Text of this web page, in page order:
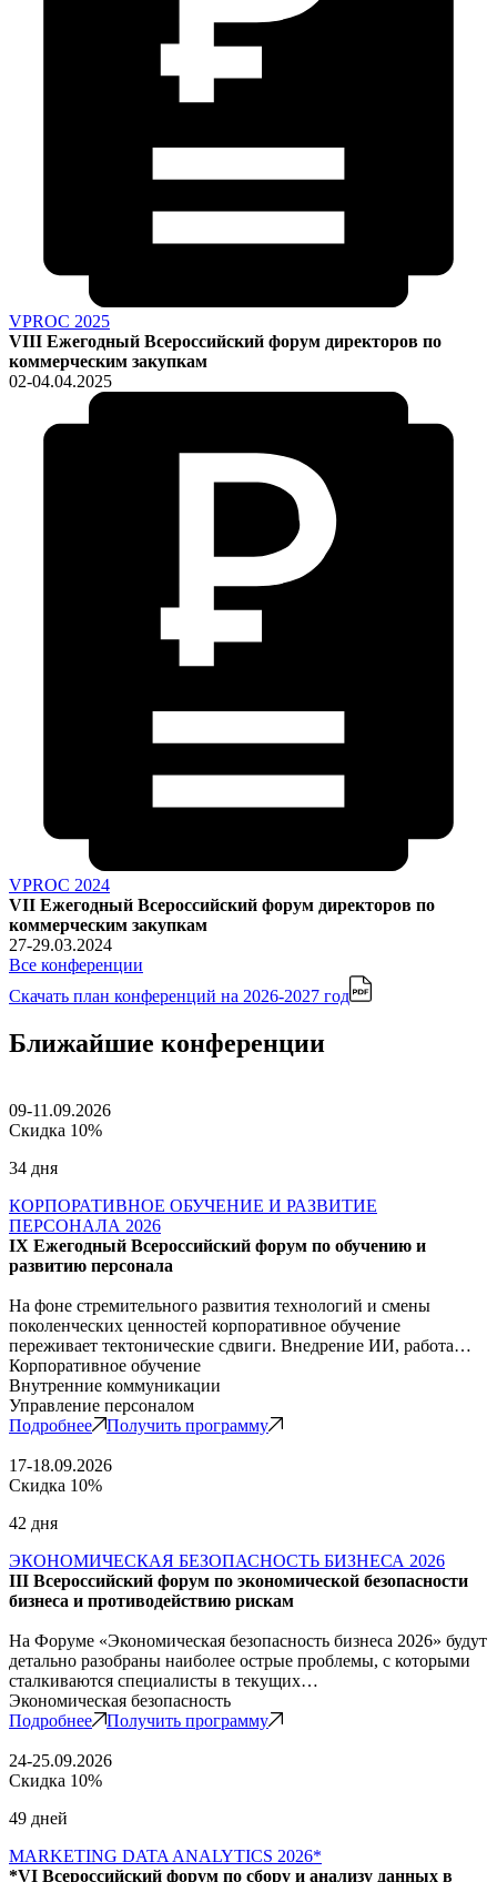
VPROC 2025
VIII Ежегодный Всероссийский форум директоров по
коммерческим закупкам
02-04.04.2025
VPROC 2024
VII Ежегодный Всероссийский форум директоров по
коммерческим закупкам
27-29.03.2024
Все конференции
Скачать план конференций на 2026-2027 год
Ближайшие конференции
09-11.09.2026
Скидка 10%
34 дня
КОРПОРАТИВНОЕ ОБУЧЕНИЕ И РАЗВИТИЕ
ПЕРСОНАЛА 2026
IX Ежегодный Всероссийский форум по обучению и
развитию персонала
На фоне стремительного развития технологий и смены
поколенческих ценностей корпоративное обучение
переживает тектонические сдвиги. Внедрение ИИ, работа…
Корпоративное обучение
Внутренние коммуникации
Управление персоналом
Подробнее
Получить программу
17-18.09.2026
Скидка 10%
42 дня
ЭКОНОМИЧЕСКАЯ БЕЗОПАСНОСТЬ БИЗНЕСА 2026
III Всероссийский форум по экономической безопасности
бизнеса и противодействию рискам
На Форуме «Экономическая безопасность бизнеса 2026» будут
детально разобраны наиболее острые проблемы, с которыми
сталкиваются специалисты в текущих…
Экономическая безопасность
Подробнее
Получить программу
24-25.09.2026
Скидка 10%
49 дней
MARKETING DATA ANALYTICS 2026*
*VI Всероссийский форум по сбору и анализу данных в